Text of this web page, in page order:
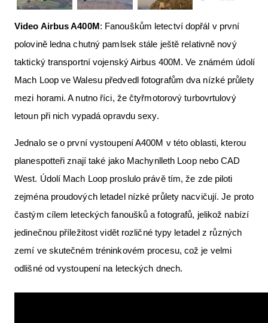
Video Airbus A400M: Fanouškům letectví dopřál v první
polovině ledna chutný pamlsek stále ještě relativně nový
taktický transportní vojenský Airbus 400M. Ve známém údolí
Mach Loop ve Walesu předvedl fotografům dva nízké průlety
mezi horami. A nutno říci, že čtyřmotorový turbovrtulový
letoun při nich vypadá opravdu sexy.
Jednalo se o první vystoupení A400M v této oblasti, kterou
planespotteři znají také jako Machynlleth Loop nebo CAD
West. Údolí Mach Loop proslulo právě tím, že zde piloti
zejména proudových letadel nízké průlety nacvičují. Je proto
častým cílem leteckých fanoušků a fotografů, jelikož nabízí
jedinečnou příležitost vidět rozličné typy letadel z různých
zemí ve skutečném tréninkovém procesu, což je velmi
odlišné od vystoupení na leteckých dnech.
The SAFE Guide app
Inzerujte s námi
E-SHOP